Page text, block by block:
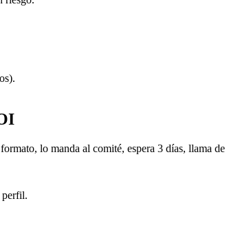
lo manda al comité, espera 3 días, llama
perfil.